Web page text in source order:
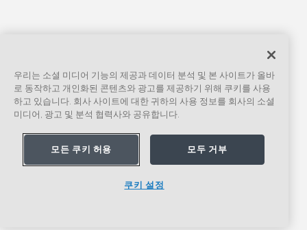
우리는 소셜 미디어 기능의 제공과 데이터 분석 및 본 사이트가 올바
로 동작하고 개인화된 콘텐츠와 광고를 제공하기 위해 쿠키를 사용
하고 있습니다. 회사 사이트에 대한 귀하의 사용 정보를 회사의 소셜
미디어, 광고 및 분석 협력사와 공유합니다.
모든 쿠키 허용 모두 거부
쿠키 설정